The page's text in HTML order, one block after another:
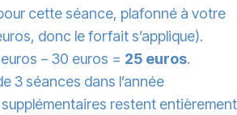
cette séance, plafonné à votre
donc le forfait s’applique).
− 30 euros = 25 euros.
3 séances dans l’année
restent entièrement